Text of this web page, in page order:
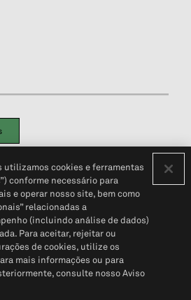
de privacidade do cliente (em inglês)
Pessoais© 2026 S&P Global
utilizamos cookies e ferramentas
conforme necessário para
e operar nosso site, bem como
relacionadas a
(incluindo análise de dados)
Para aceitar, rejeitar ou
de cookies, utilize os
mais informações ou para
consulte nosso Aviso